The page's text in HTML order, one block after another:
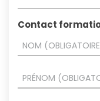
Contact